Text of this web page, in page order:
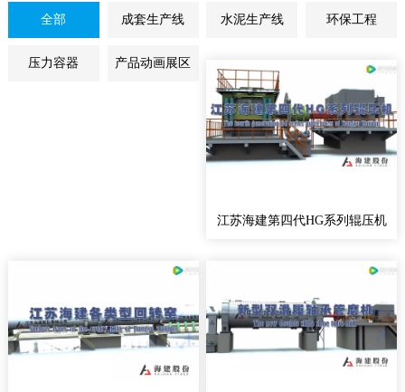
全部 成套生产线 水泥生产线 环保工程
压力容器 产品动画展区
江苏海建第四代HG系列辊压机